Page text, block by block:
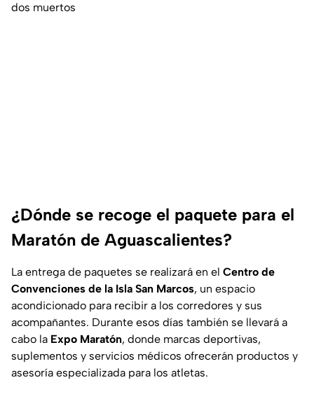
dos muertos
¿Dónde se recoge el paquete para el
Maratón de Aguascalientes?
La entrega de paquetes se realizará en el Centro de
Convenciones de la Isla San Marcos, un espacio
acondicionado para recibir a los corredores y sus
acompañantes. Durante esos días también se llevará a
cabo la Expo Maratón, donde marcas deportivas,
suplementos y servicios médicos ofrecerán productos y
asesoría especializada para los atletas.